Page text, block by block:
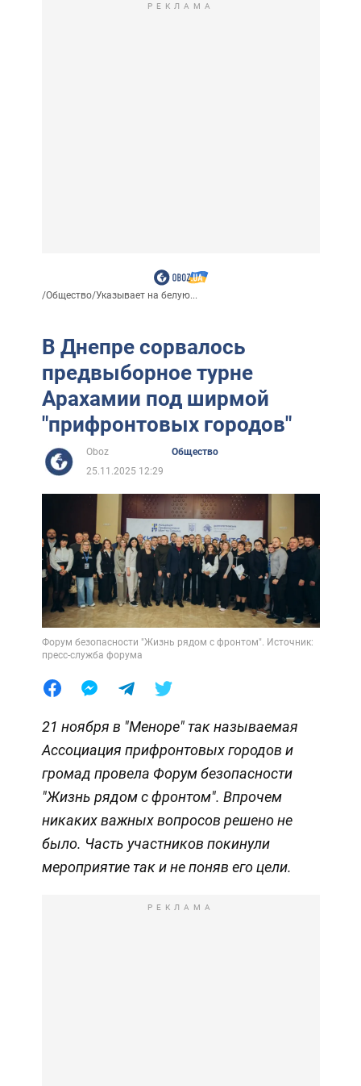
РЕКЛАМА
/Общество/Указывает на белую...
В Днепре сорвалось
предвыборное турне
Арахамии под ширмой
"прифронтовых городов"
Oboz
Общество
25.11.2025 12:29
Форум безопасности "Жизнь рядом с фронтом". Источник:
пресс-служба форума
21 ноября в "Меноре" так называемая
Ассоциация прифронтовых городов и
громад провела Форум безопасности
"Жизнь рядом с фронтом". Впрочем
никаких важных вопросов решено не
было. Часть участников покинули
мероприятие так и не поняв его цели.
РЕКЛАМА